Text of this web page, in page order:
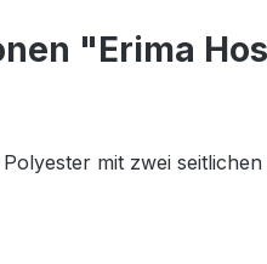
"Erima
mit zwei